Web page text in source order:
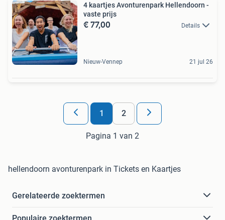
4 kaartjes Avonturenpark Hellendoorn -
vaste prijs
€ 77,00 Details
Nieuw-Vennep 21 jul 26
1 2
Pagina 1 van 2
hellendoorn avonturenpark in Tickets en Kaartjes
Gerelateerde zoektermen
Populaire zoektermen